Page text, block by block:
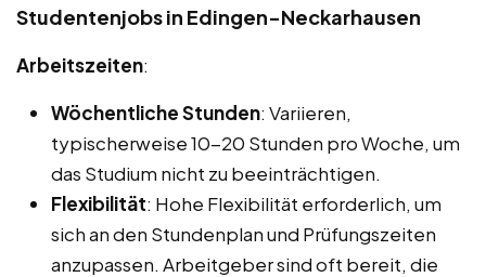
Studentenjobs in Edingen-Neckarhausen
Arbeitszeiten:
Wöchentliche Stunden: Variieren,
typischerweise 10-20 Stunden pro Woche, um
das Studium nicht zu beeinträchtigen.
Flexibilität: Hohe Flexibilität erforderlich, um
sich an den Stundenplan und Prüfungszeiten
anzupassen. Arbeitgeber sind oft bereit, die